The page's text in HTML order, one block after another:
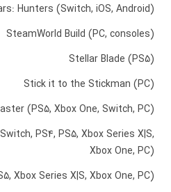
Hunters (Switch, iOS, Android)
SteamWorld Build (PC, consoles)
Stellar Blade (PS5)
Stick it to the Stickman (PC)
(PS5, Xbox One, Switch, PC)
PS4, PS5, Xbox Series X|S,
Xbox One, PC)
Xbox Series X|S, Xbox One, PC)